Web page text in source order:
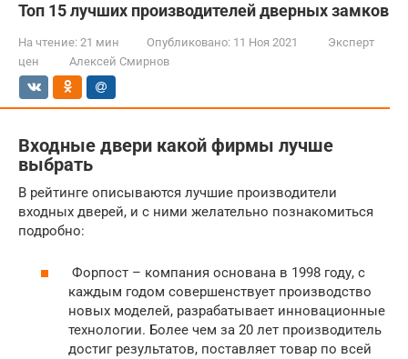
Топ 15 лучших производителей дверных замков
На чтение: 21 мин Опубликовано: 11 Ноя 2021
Эксперт
цен
Алексей Смирнов
Входные двери какой фирмы лучше
выбрать
В рейтинге описываются лучшие производители
входных дверей, и с ними желательно познакомиться
подробно:
Форпост – компания основана в 1998 году, с
каждым годом совершенствует производство
новых моделей, разрабатывает инновационные
технологии. Более чем за 20 лет производитель
достиг результатов, поставляет товар по всей